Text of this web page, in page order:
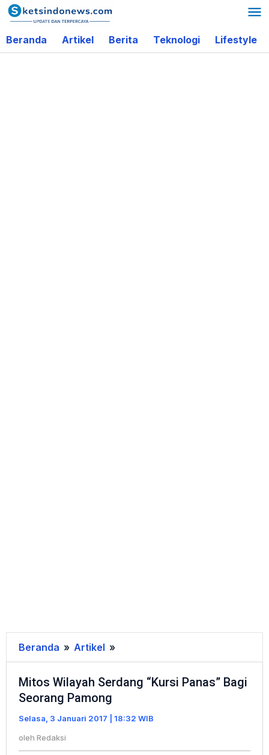
Lewati
ke
konten
Beranda Artikel Berita Teknologi Lifestyle
Beranda » Artikel »
Wilayah
Serdang
Panas"
Seorang
Mitos Wilayah Serdang “Kursi Panas” Bagi
Seorang Pamong
Selasa, 3 Januari 2017 | 18:32 WIB
oleh Redaksi